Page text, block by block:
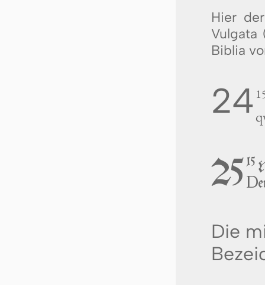
Hier
Vulgata
Biblia
24
25 15
D
Die